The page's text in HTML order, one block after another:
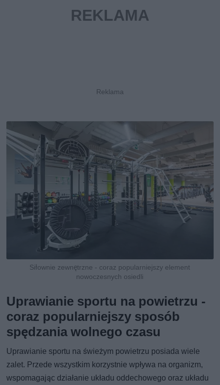
Siłownie zewnętrzne - coraz popularniejszy element
nowoczesnych osiedli
Uprawianie sportu na powietrzu -
coraz popularniejszy sposób
spędzania wolnego czasu
Uprawianie sportu na świeżym powietrzu posiada wiele
zalet. Przede wszystkim korzystnie wpływa na organizm,
wspomagając działanie układu oddechowego oraz układu